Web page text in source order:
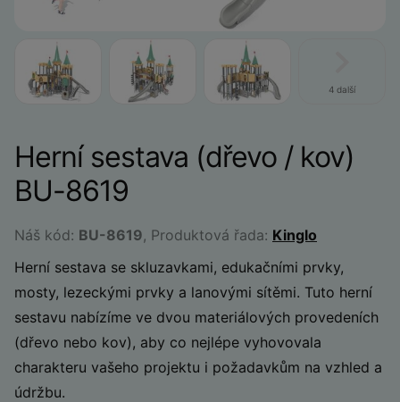
4 další
Herní sestava (dřevo / kov)
BU-8619
Náš kód: BU-8619, Produktová řada: Kinglo
Herní sestava se skluzavkami, edukačními prvky,
mosty, lezeckými prvky a lanovými sítěmi. Tuto herní
sestavu nabízíme ve dvou materiálových provedeních
(dřevo nebo kov), aby co nejlépe vyhovovala
charakteru vašeho projektu i požadavkům na vzhled a
údržbu.